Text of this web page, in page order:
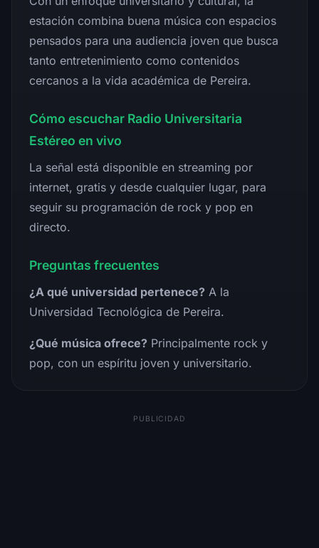
estación combina buena música con espacios
pensados para una audiencia joven que busca
tanto entretenimiento como contenidos
cercanos a la vida académica de Pereira.
Cómo escuchar Radio Universitaria
Estéreo en vivo
La señal está disponible en streaming por
internet, gratis y desde cualquier lugar, para
seguir su programación de rock y pop en
directo.
Preguntas frecuentes
¿A qué universidad pertenece? A la
Universidad Tecnológica de Pereira.
¿Qué música ofrece? Principalmente rock y
pop, con un espíritu joven y universitario.
PUBLICIDAD